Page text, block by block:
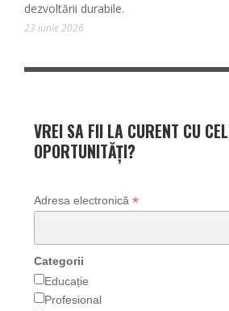
dezvoltării durabile.
23 iunie 2026
VREI SA FII LA CURENT CU
OPORTUNITĂȚI?
Adresa electronică *
Categorii
Educație
Profesional